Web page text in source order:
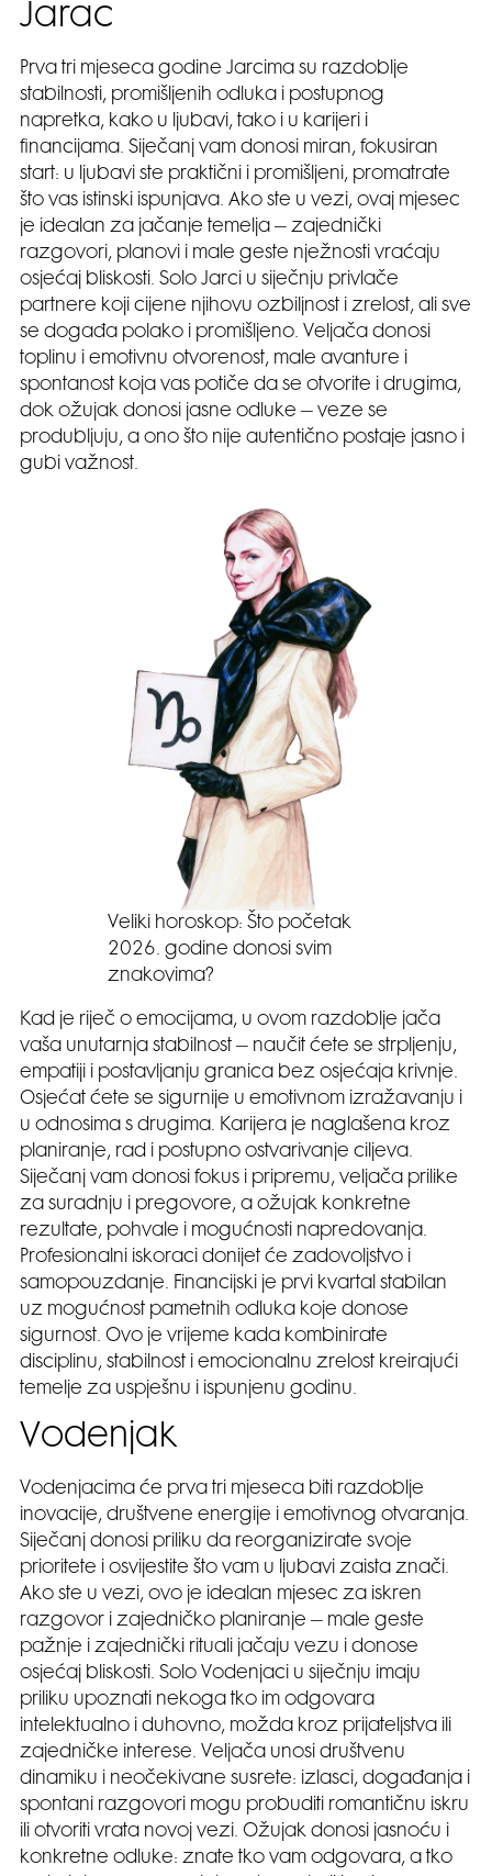
Jarac
Prva tri mjeseca godine Jarcima su razdoblje
stabilnosti, promišljenih odluka i postupnog
napretka, kako u ljubavi, tako i u karijeri i
financijama. Siječanj vam donosi miran, fokusiran
start: u ljubavi ste praktični i promišljeni, promatrate
što vas istinski ispunjava. Ako ste u vezi, ovaj mjesec
je idealan za jačanje temelja – zajednički
razgovori, planovi i male geste nježnosti vraćaju
osjećaj bliskosti. Solo Jarci u siječnju privlače
partnere koji cijene njihovu ozbiljnost i zrelost, ali sve
se događa polako i promišljeno. Veljača donosi
toplinu i emotivnu otvorenost, male avanture i
spontanost koja vas potiče da se otvorite i drugima,
dok ožujak donosi jasne odluke – veze se
produbljuju, a ono što nije autentično postaje jasno i
gubi važnost.
Veliki horoskop: Što početak
2026. godine donosi svim
znakovima?
Kad je riječ o emocijama, u ovom razdoblje jača
vaša unutarnja stabilnost – naučit ćete se strpljenju,
empatiji i postavljanju granica bez osjećaja krivnje.
Osjećat ćete se sigurnije u emotivnom izražavanju i
u odnosima s drugima. Karijera je naglašena kroz
planiranje, rad i postupno ostvarivanje ciljeva.
Siječanj vam donosi fokus i pripremu, veljača prilike
za suradnju i pregovore, a ožujak konkretne
rezultate, pohvale i mogućnosti napredovanja.
Profesionalni iskoraci donijet će zadovoljstvo i
samopouzdanje. Financijski je prvi kvartal stabilan
uz mogućnost pametnih odluka koje donose
sigurnost. Ovo je vrijeme kada kombinirate
disciplinu, stabilnost i emocionalnu zrelost kreirajući
temelje za uspješnu i ispunjenu godinu.
Vodenjak
Vodenjacima će prva tri mjeseca biti razdoblje
inovacije, društvene energije i emotivnog otvaranja.
Siječanj donosi priliku da reorganizirate svoje
prioritete i osvijestite što vam u ljubavi zaista znači.
Ako ste u vezi, ovo je idealan mjesec za iskren
razgovor i zajedničko planiranje – male geste
pažnje i zajednički rituali jačaju vezu i donose
osjećaj bliskosti. Solo Vodenjaci u siječnju imaju
priliku upoznati nekoga tko im odgovara
intelektualno i duhovno, možda kroz prijateljstva ili
zajedničke interese. Veljača unosi društvenu
dinamiku i neočekivane susrete: izlasci, događanja i
spontani razgovori mogu probuditi romantičnu iskru
ili otvoriti vrata novoj vezi. Ožujak donosi jasnoću i
konkretne odluke: znate tko vam odgovara, a tko